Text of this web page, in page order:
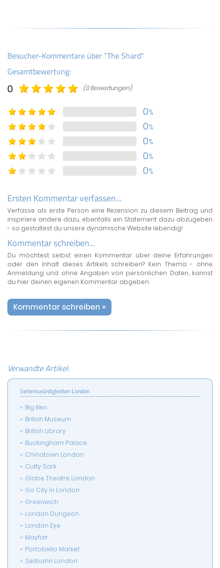
Besucher-Kommentare über "The Shard"
Gesamtbewertung:
0 (0 Bewertungen)
0%
0%
0%
0%
0%
Ersten Kommentar verfassen...
Verfasse als erste Person eine Rezension zu diesem Beitrag und
inspiriere andere dazu, ebenfalls ein Statement dazu abzugeben
- so gestaltest du unsere dynamische Website lebendig!
Kommentar schreiben...
Du möchtest selbst einen Kommentar über deine Erfahrungen
oder den Inhalt dieses Artikels schreiben? Kein Thema - ohne
Anmeldung und ohne Angaben von persönlichen Daten, kannst
du hier deinen eigenen Kommentar abgeben:
Kommentar schreiben »
Verwandte Artikel:
Sehenswürdigkeiten London
Big Ben
British Museum
British Library
Buckingham Palace
Chinatown London
Cutty Sark
Globe Theatre London
Go City in London
Greenwich
London Dungeon
London Eye
Mayfair
Portobello Market
Seilbahn London